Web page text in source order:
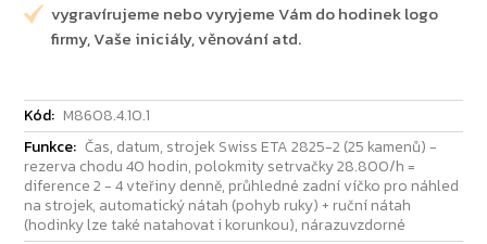
vygravírujeme nebo vyryjeme Vám do hodinek logo
firmy, Vaše iniciály, věnování atd.
Kód: M8608.4.10.1
Funkce: Čas, datum, strojek Swiss ETA 2825-2 (25 kamenů) -
rezerva chodu 40 hodin, polokmity setrvačky 28.800/h =
diference 2 - 4 vteřiny denně, průhledné zadní víčko pro náhled
na strojek, automatický nátah (pohyb ruky) + ruční nátah
(hodinky lze také natahovat i korunkou), nárazuvzdorné